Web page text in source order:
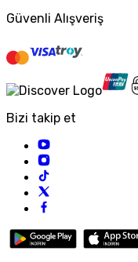
Güvenli Alışveriş
Bizi takip et